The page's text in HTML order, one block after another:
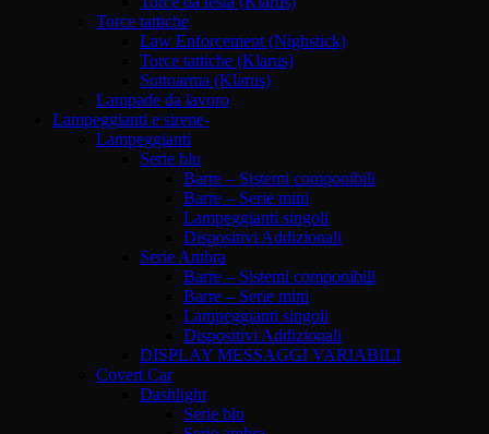
Torce tattiche
Law Enforcement (Nighstick)
Torce tattiche (Klarus)
Sottoarma (Klarus)
Lampade da lavoro
Lampeggianti e sirene-
Lampeggianti
Serie blu
Barre – Sistemi componibili
Barre – Serie mini
Lampeggianti singoli
Dispositivi Addizionali
Serie Ambra
Barre – Sistemi componibili
Barre – Serie mini
Lampeggianti singoli
Dispositivi Addizionali
DISPLAY MESSAGGI VARIABILI
Covert Car
Dashlight
Serie blu